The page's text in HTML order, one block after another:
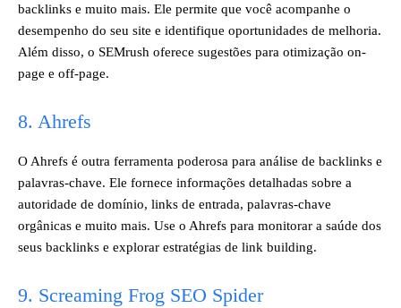
backlinks e muito mais. Ele permite que você acompanhe o
desempenho do seu site e identifique oportunidades de melhoria.
Além disso, o SEMrush oferece sugestões para otimização on-
page e off-page.
8. Ahrefs
O Ahrefs é outra ferramenta poderosa para análise de backlinks e
palavras-chave. Ele fornece informações detalhadas sobre a
autoridade de domínio, links de entrada, palavras-chave
orgânicas e muito mais. Use o Ahrefs para monitorar a saúde dos
seus backlinks e explorar estratégias de link building.
9. Screaming Frog SEO Spider